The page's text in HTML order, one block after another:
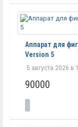
Аппарат для
Version 5
5 августа 2026 в
90000